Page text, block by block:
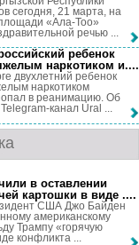
сегодня, 21 марта, на
«Ала-Тоо»
речью ...
ребенок
наркотиком и....
двухлетний ребенок
наркотиком
в реанимацию. Об
канал Ural ...
в оставлении
картошки в виде ....
США Джо Байден
американскому
Трампу «горячую
конфликта ...